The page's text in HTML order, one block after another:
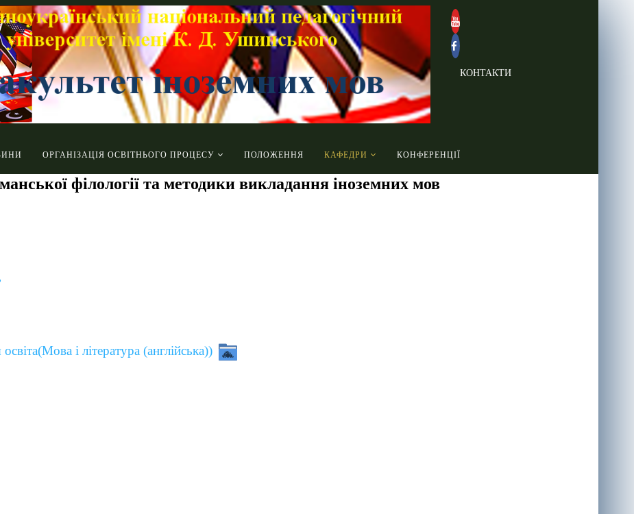
КОНТАКТИ
ОРГАНІЗАЦІЯ ОСВІТНЬОГО ПРОЦЕСУ ПОЛОЖЕННЯ КАФЕДРИ КОНФЕРЕНЦІЇ
філології та методики викладання іноземних мов
і література (англійська))